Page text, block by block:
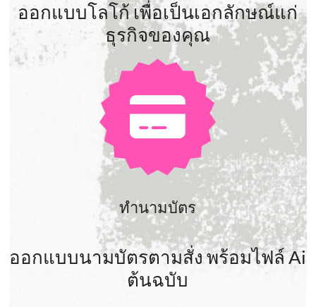
ออกแบบโลโก้ เพื่อเป็นเอกลักษณ์แก่
ธุรกิจของคุณ
ทำนามบัตร
ออกแบบนามบัตรตามสั่ง พร้อมไฟล์ Ai
ต้นฉบับ